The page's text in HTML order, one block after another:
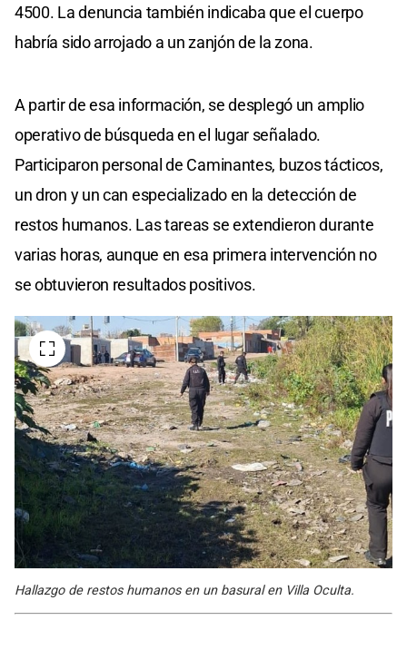
4500. La denuncia también indicaba que el cuerpo
habría sido arrojado a un zanjón de la zona.
A partir de esa información, se desplegó un amplio
operativo de búsqueda en el lugar señalado.
Participaron personal de Caminantes, buzos tácticos,
un dron y un can especializado en la detección de
restos humanos. Las tareas se extendieron durante
varias horas, aunque en esa primera intervención no
se obtuvieron resultados positivos.
Hallazgo de restos humanos en un basural en Villa Oculta.